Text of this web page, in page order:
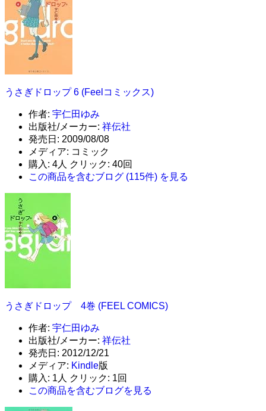
うさぎドロップ 6 (Feelコミックス)
作者: 宇仁田ゆみ
出版社/メーカー: 祥伝社
発売日: 2009/08/08
メディア: コミック
購入 : 4人 クリック: 40回
この商品を含むブログ (115件) を見る
うさぎドロップ 4巻 (FEEL COMICS)
作者: 宇仁田ゆみ
出版社/メーカー: 祥伝社
発売日: 2012/12/21
メディア: Kindle版
購入 : 1人 クリック: 1回
この商品を含むブログを見る